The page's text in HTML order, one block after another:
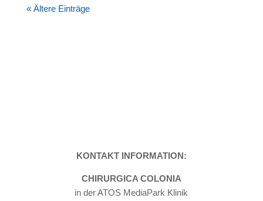
« Ältere Einträge
KONTAKT INFORMATION:
CHIRURGICA COLONIA
in der ATOS MediaPark Klinik